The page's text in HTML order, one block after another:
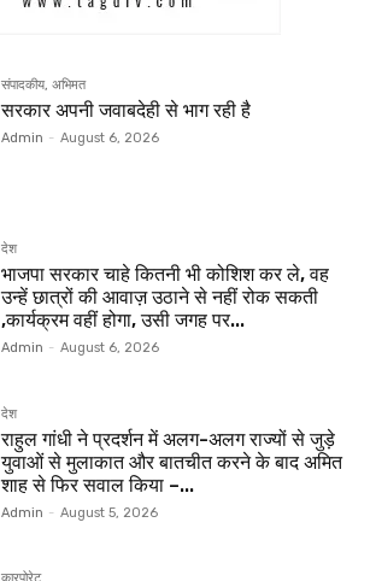
संपादकीय, अभिमत
सरकार अपनी जवाबदेही से भाग रही है
Admin - August 6, 2026
देश
भाजपा सरकार चाहे कितनी भी कोशिश कर ले, वह
उन्हें छात्रों की आवाज़ उठाने से नहीं रोक सकती
,कार्यक्रम वहीं होगा, उसी जगह पर...
Admin - August 6, 2026
देश
राहुल गांधी ने प्रदर्शन में अलग-अलग राज्यों से जुड़े
युवाओं से मुलाकात और बातचीत करने के बाद अमित
शाह से फिर सवाल किया –...
Admin - August 5, 2026
कारपोरेट